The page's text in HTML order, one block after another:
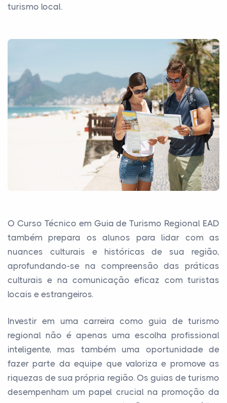
turismo local.
O Curso Técnico em Guia de Turismo Regional EAD
também prepara os alunos para lidar com as
nuances culturais e históricas de sua região,
aprofundando-se na compreensão das práticas
culturais e na comunicação eficaz com turistas
locais e estrangeiros.
Investir em uma carreira como guia de turismo
regional não é apenas uma escolha profissional
inteligente, mas também uma oportunidade de
fazer parte da equipe que valoriza e promove as
riquezas de sua própria região. Os guias de turismo
desempenham um papel crucial na promoção da